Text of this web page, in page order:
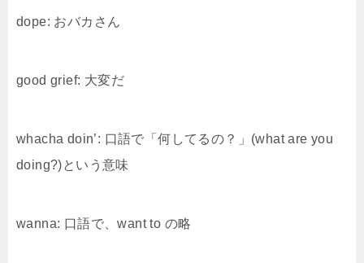
dope: おバカさん
good grief: 大変だ
whacha doin’: 口語で「何してるの？」(what are you
doing?)という意味
wanna: 口語で、want to の略